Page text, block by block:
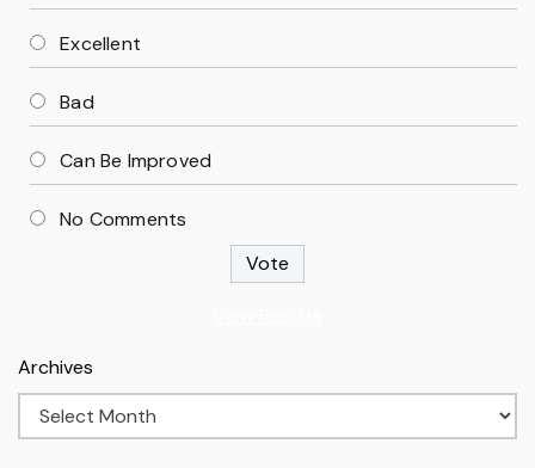
Excellent
Bad
Can Be Improved
No Comments
Archives